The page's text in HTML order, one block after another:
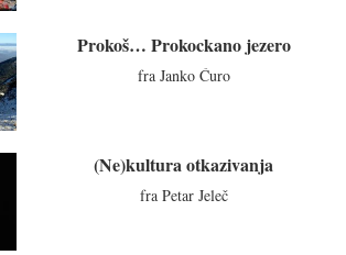
Prokoš… Prokockano jezero
fra Janko Ćuro
(Ne)kultura otkazivanja
fra Petar Jeleč